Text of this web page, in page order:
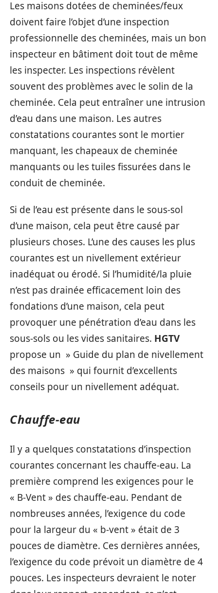
Les maisons dotées de cheminées/feux
doivent faire l’objet d’une inspection
professionnelle des cheminées, mais un bon
inspecteur en bâtiment doit tout de même
les inspecter. Les inspections révèlent
souvent des problèmes avec le solin de la
cheminée. Cela peut entraîner une intrusion
d’eau dans une maison. Les autres
constatations courantes sont le mortier
manquant, les chapeaux de cheminée
manquants ou les tuiles fissurées dans le
conduit de cheminée.
Si de l’eau est présente dans le sous-sol
d’une maison, cela peut être causé par
plusieurs choses. L’une des causes les plus
courantes est un nivellement extérieur
inadéquat ou érodé. Si l’humidité/la pluie
n’est pas drainée efficacement loin des
fondations d’une maison, cela peut
provoquer une pénétration d’eau dans les
sous-sols ou les vides sanitaires. HGTV
propose un » Guide du plan de nivellement
des maisons » qui fournit d’excellents
conseils pour un nivellement adéquat.
Chauffe-eau
Il y a quelques constatations d’inspection
courantes concernant les chauffe-eau. La
première comprend les exigences pour le
« B-Vent » des chauffe-eau. Pendant de
nombreuses années, l’exigence du code
pour la largeur du « b-vent » était de 3
pouces de diamètre. Ces dernières années,
l’exigence du code prévoit un diamètre de 4
pouces. Les inspecteurs devraient le noter